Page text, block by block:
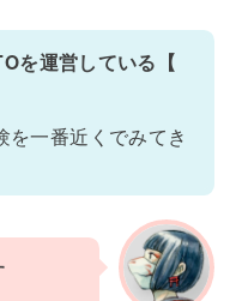
を運営している【
を一番近くでみてき